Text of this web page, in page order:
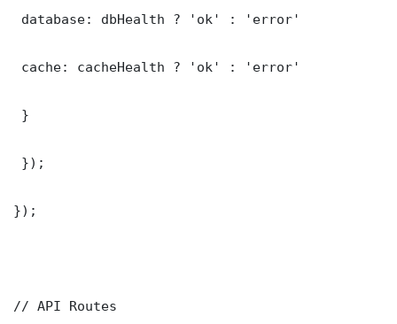
database: dbHealth ? 'ok' : 'error'
cache: cacheHealth ? 'ok' : 'error'
}
});
});
// API Routes